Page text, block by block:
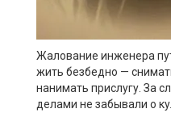
Жалование инженера
жить безбедно —
нанимать прислугу. За
делами не забывали о